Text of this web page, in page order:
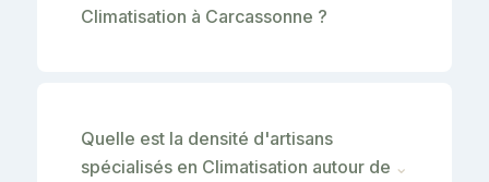
Climatisation à Carcassonne ?
Quelle est la densité d'artisans
spécialisés en Climatisation autour de ⌄